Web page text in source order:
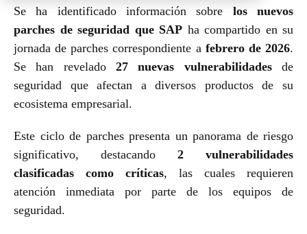
Se ha identificado información sobre los nuevos
parches de seguridad que SAP ha compartido en su
jornada de parches correspondiente a febrero de 2026.
Se han revelado 27 nuevas vulnerabilidadesde
seguridad que afectan a diversos productos de su
ecosistema empresarial.
Este ciclo de parches presenta un panorama de riesgo
significativo, destacando 2 vulnerabilidades
clasificadas como críticas, las cuales requieren
atención inmediata por parte de los equipos de
seguridad.